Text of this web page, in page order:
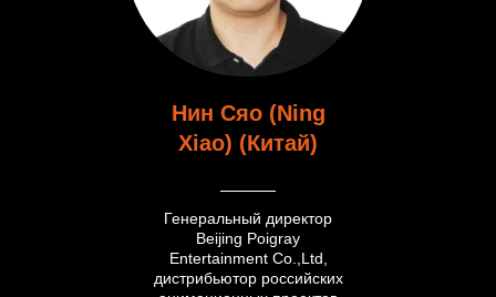
Нин Сяо (Ning
Xiao) (Китай)
Генеральный директор
Beijing Poigray
Entertainment Co.,Ltd,
дистрибьютор российских